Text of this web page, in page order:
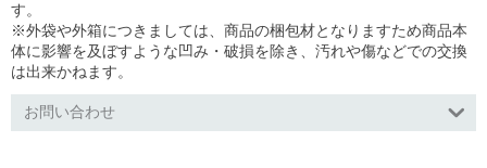
す。
※外袋や外箱につきましては、商品の梱包材となりますため商品本
体に影響を及ぼすような凹み・破損を除き、汚れや傷などでの交換
は出来かねます。
お問い合わせ